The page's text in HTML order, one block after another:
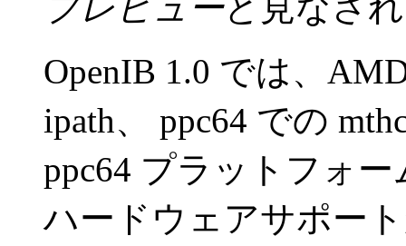
OpenIB 1.0 では、
ipath、 ppc64 での
ppc64 プラットフォ
ハードウェアサポー